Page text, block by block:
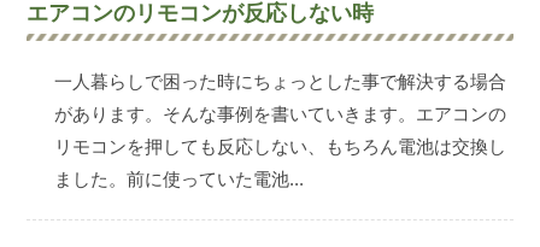
エアコンのリモコンが反応しない時
一人暮らしで困った時にちょっとした事で解決する場合
があります。そんな事例を書いていきます。エアコンの
リモコンを押しても反応しない、もちろん電池は交換し
ました。前に使っていた電池...